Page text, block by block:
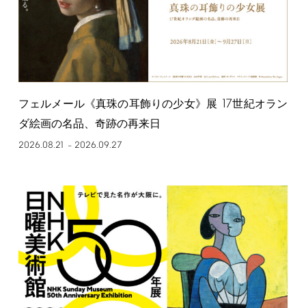
フェルメール《真珠の耳飾りの少女》展 17世紀オラン
ダ絵画の名品、奇跡の再来日
2026.08.21 – 2026.09.27